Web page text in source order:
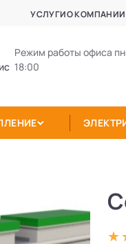
УСЛУГИО КОМПАНИИ
Режим работы офиса
18:00